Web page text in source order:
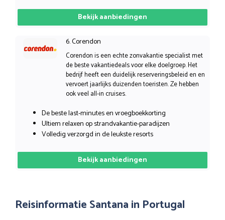
Bekijk aanbiedingen
6. Corendon
Corendon is een echte zonvakantie specialist met
de beste vakantiedeals voor elke doelgroep. Het
bedrijf heeft een duidelijk reserveringsbeleid en en
vervoert jaarlijks duizenden toeristen. Ze hebben
ook veel all-in cruises.
De beste last-minutes en vroegboekkorting
Ultiem relaxen op strandvakantie-paradijzen
Volledig verzorgd in de leukste resorts
Bekijk aanbiedingen
Reisinformatie Santana in Portugal